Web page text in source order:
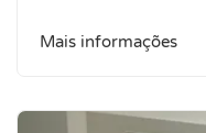
Mais informações